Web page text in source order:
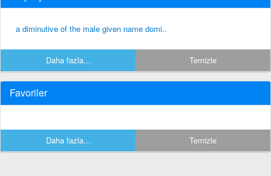
a diminutive of the male given name domi..
Daha fazla... Temizle
Favoriler
Daha fazla... Temizle